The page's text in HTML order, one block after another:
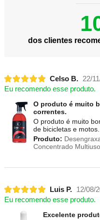
dos clientes
Celso B.
22/
Eu recomendo esse produto.
O produto é muito
correntes.
O produto é muito
de bicicletas e motos.
Produto:
Concentrado Multiuso
Luis P.
12/08/
Eu recomendo esse produto.
Excelente